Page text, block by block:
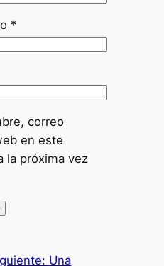
*
correo
en este
la próxima vez
Una